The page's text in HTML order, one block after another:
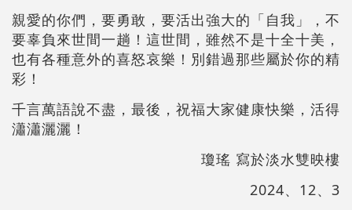
親愛的你們，要勇敢，要活出強大的「自我」，不
要辜負來世間一趟！這世間，雖然不是十全十美，
也有各種意外的喜怒哀樂！別錯過那些屬於你的精
彩！
千言萬語說不盡，最後，祝福大家健康快樂，活得
瀟瀟灑灑！
瓊瑤 寫於淡水雙映樓
2024、12、3